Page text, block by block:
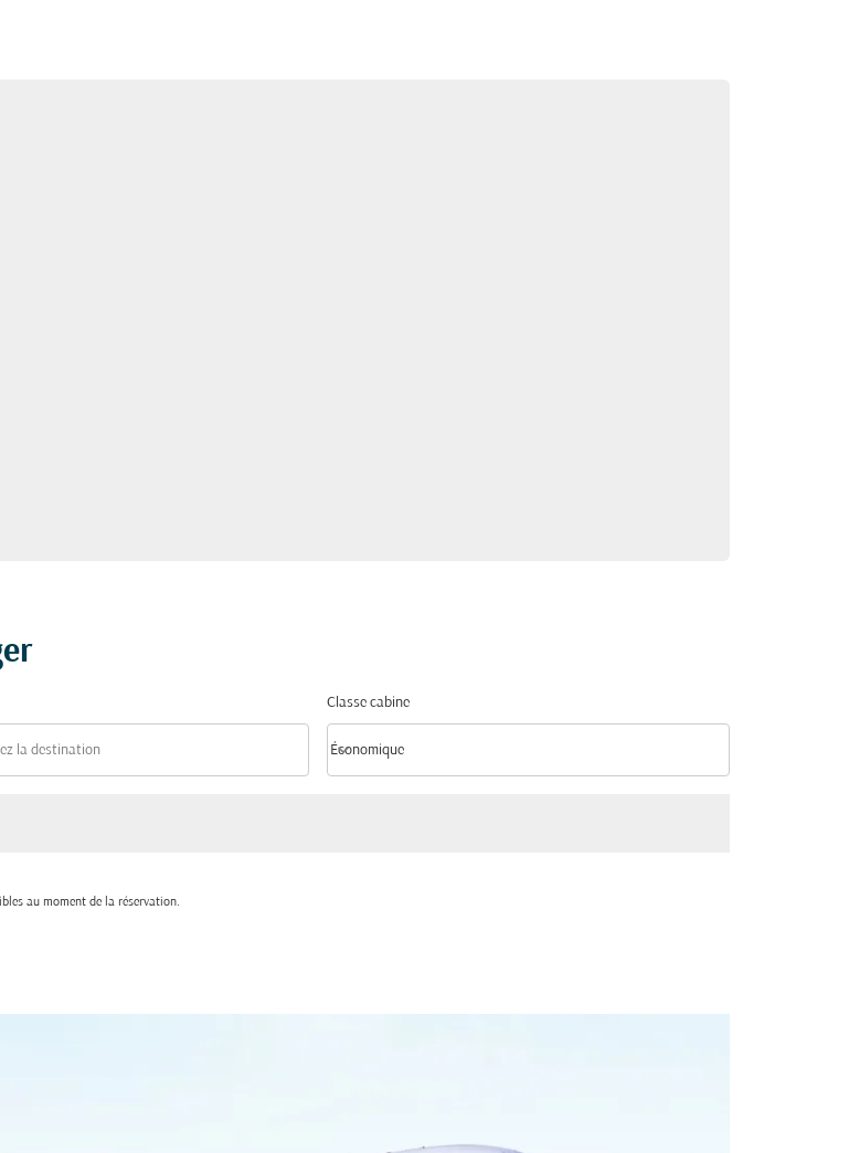
Classe cabine
Classe cabine option Économique Selected
Économique
keyboard_arrow_down
au moment de la réservation.